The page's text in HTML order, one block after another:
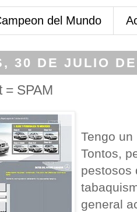
del Mundo
30 DE JULIO
= SPAM
Tengo
Tontos,
pestosos
general